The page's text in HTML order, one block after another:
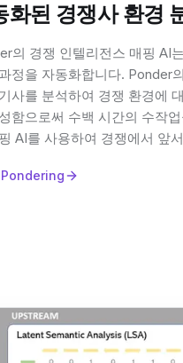
화된 경쟁사 환경
의 경쟁 인텔리전스 매핑 AI
정을 자동화합니다. Ponder
사를 분석하여 경쟁 환경에
함으로써 수백 시간의 수작
AI를 사용하여 경쟁에서 앞